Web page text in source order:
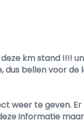
km stand !!!!
bellen voor
weer te geven.
informatie